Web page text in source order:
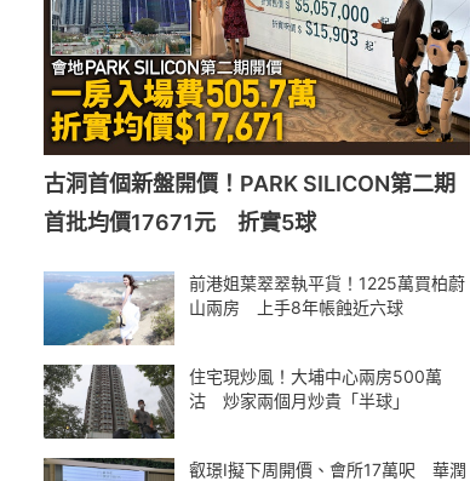
古洞首個新盤開價！PARK SILICON第二期
首批均價17671元 折實5球
前港姐葉翠翠執平貨！1225萬買柏蔚
山兩房 上手8年帳蝕近六球
住宅現炒風！大埔中心兩房500萬
沽 炒家兩個月炒貴「半球」
叡璟I擬下周開價、會所17萬呎 華潤